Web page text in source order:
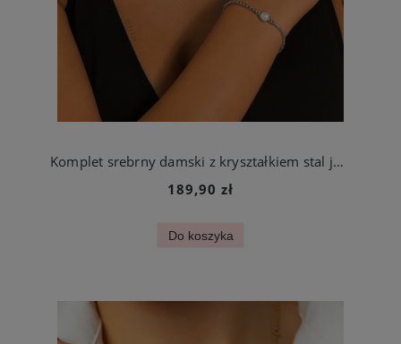
Komplet srebrny damski z kryształkiem stal jubilerska
189,90 zł
Do koszyka